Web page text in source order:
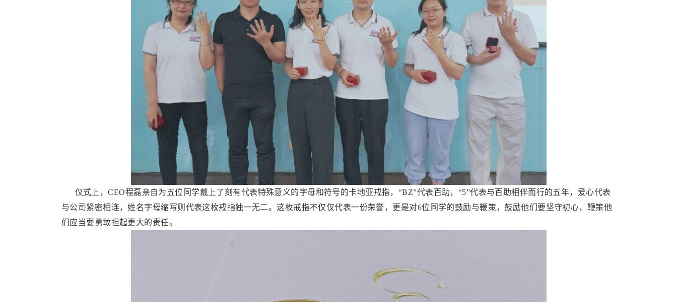
仪式上，CEO程磊亲自为五位同学戴上了刻有代表特殊意义的字母和符号的卡地亚戒指，“BZ”代表百助，“5”代表与百助相伴而行的五年，爱心代表
与公司紧密相连，姓名字母缩写则代表这枚戒指独一无二。这枚戒指不仅仅代表一份荣誉，更是对6位同学的鼓励与鞭策，鼓励他们要坚守初心，鞭策他
们应当要勇敢担起更大的责任。